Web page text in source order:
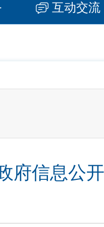
互动交流
府信息公